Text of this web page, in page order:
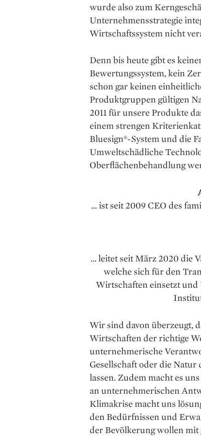
wurde also zum
Unternehmensstrategie
Wirtschaftssystem nicht
Denn bis heute gibt es
Bewertungs­system, kein
schon gar keinen
Produktgruppen gültigen
2011 für unsere Produkte
einem strengen
Bluesign®-System und die
Umweltschädliche
Oberflächenbehandlung
... ist seit 2009 CEO des
... leitet seit März 2020 die
welche sich für den
Wirtschaften einsetzt und
Wir sind davon überzeugt,
Wirtschaften der richtige
unternehmerische
Gesellschaft oder die Natur
lassen. Zudem macht es
an unternehmerischen
Klimakrise macht uns
den Bedürfnissen und
der Bevölkerung wollen mit